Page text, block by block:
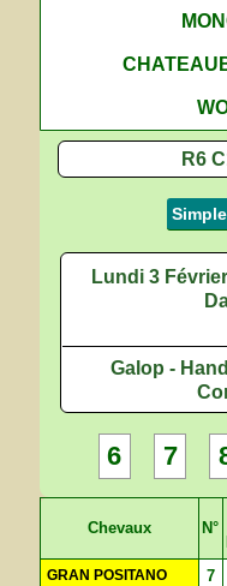
R6
Simple
Lundi 3
Galop -
6 7
Chevaux N°
GRAN POSITANO 7